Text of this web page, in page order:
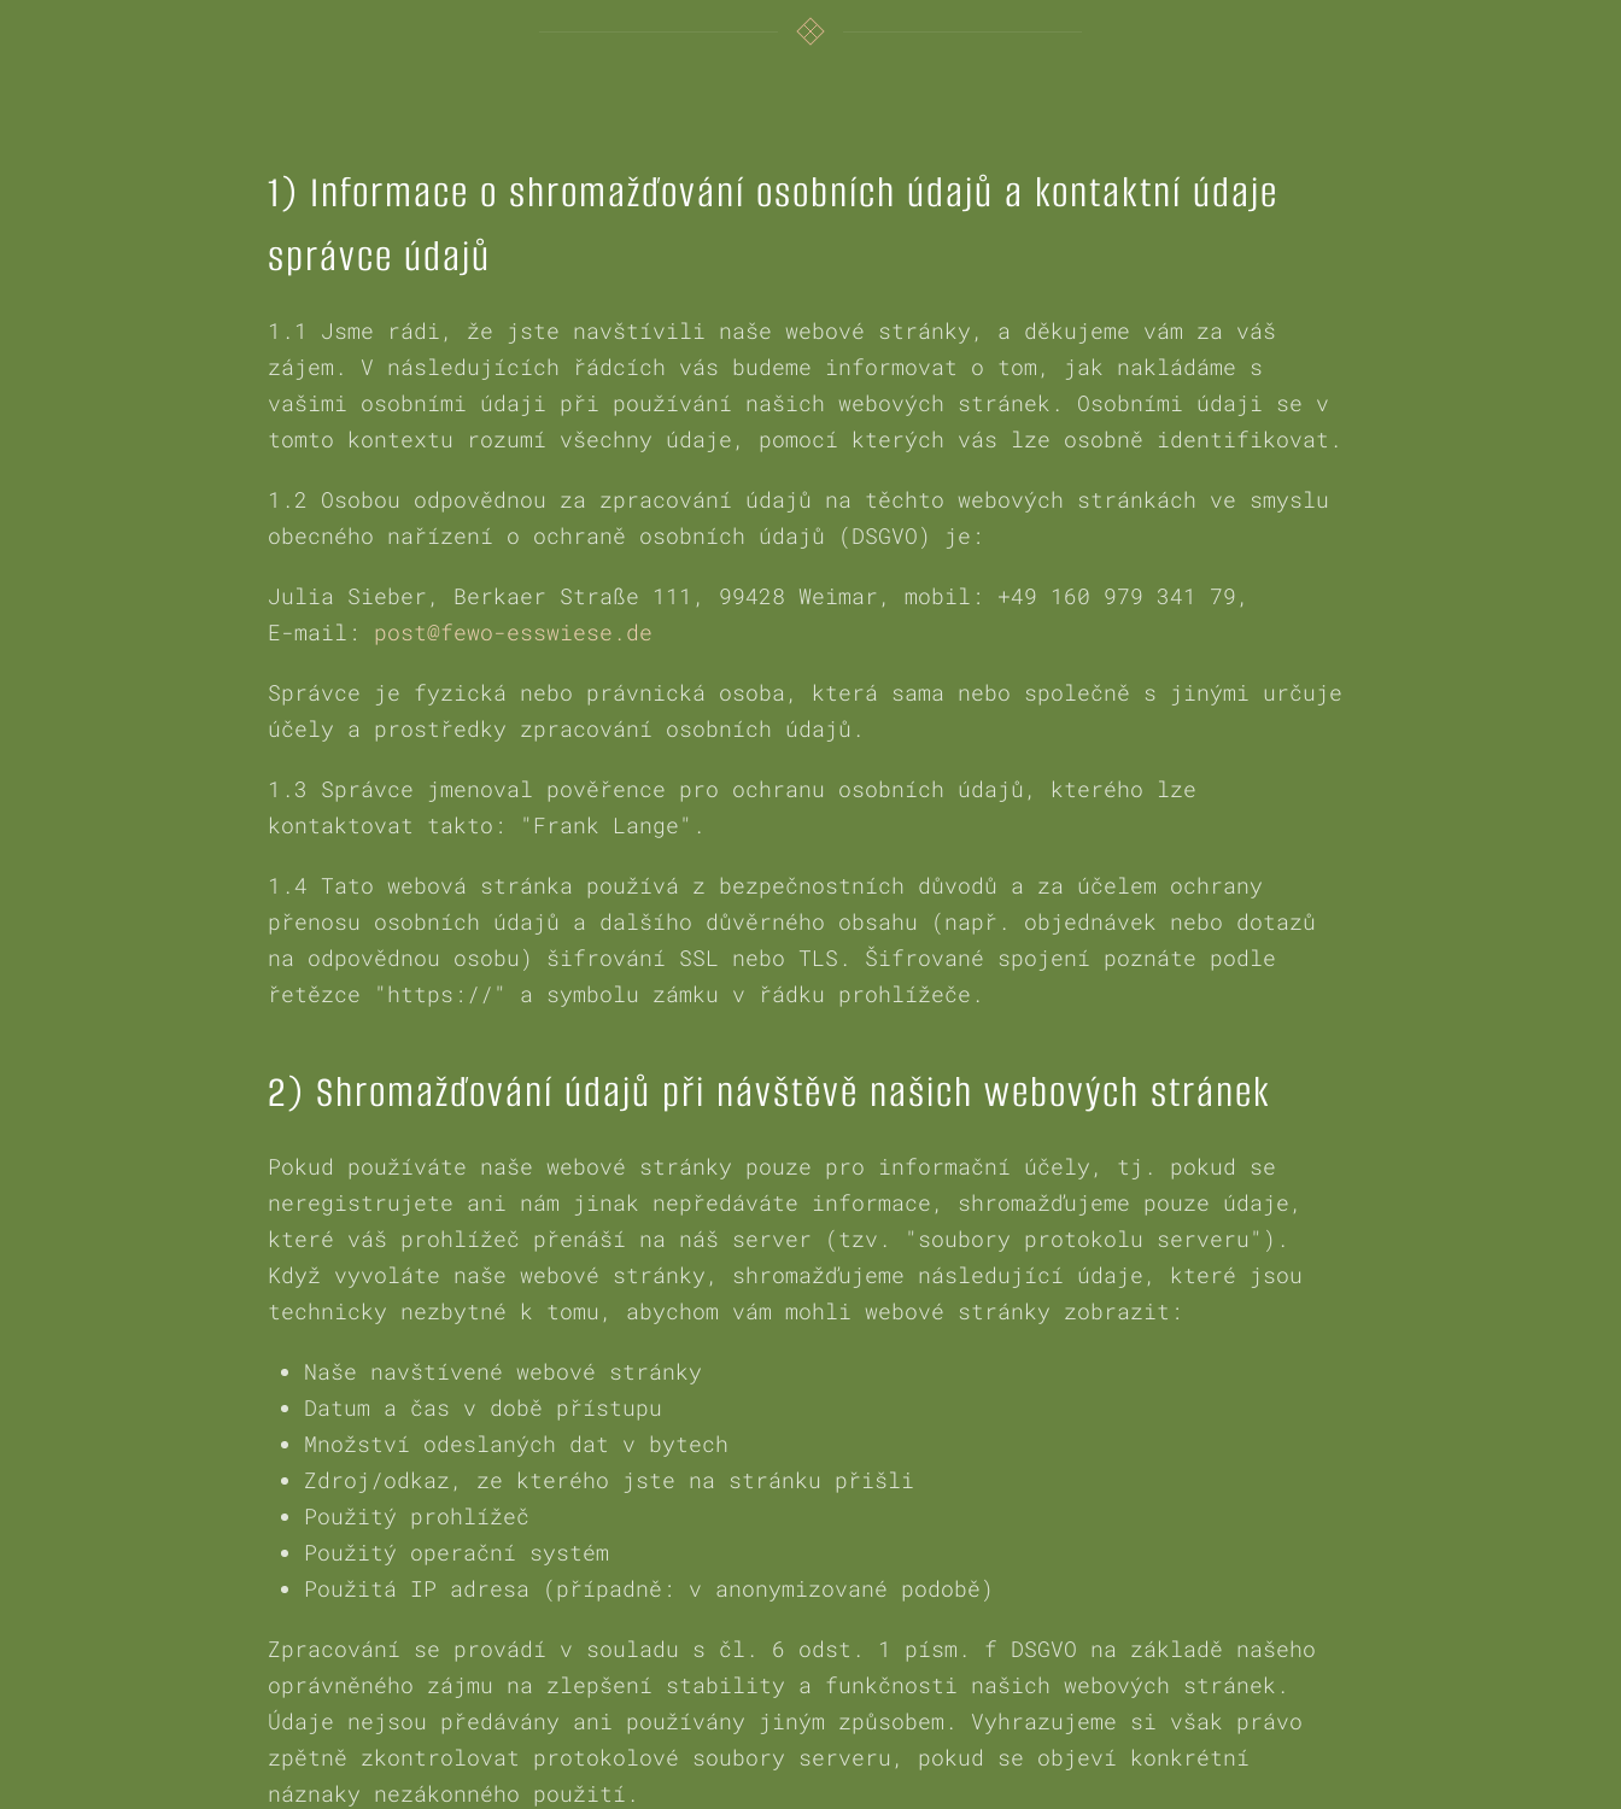
1) Informace o shromažďování osobních údajů a kontaktní údaje
správce údajů
1.1 Jsme rádi, že jste navštívili naše webové stránky, a děkujeme vám za váš
zájem. V následujících řádcích vás budeme informovat o tom, jak nakládáme s
vašimi osobními údaji při používání našich webových stránek. Osobními údaji se v
tomto kontextu rozumí všechny údaje, pomocí kterých vás lze osobně identifikovat.
1.2 Osobou odpovědnou za zpracování údajů na těchto webových stránkách ve smyslu
obecného nařízení o ochraně osobních údajů (DSGVO) je:
Julia Sieber, Berkaer Straße 111, 99428 Weimar, mobil: +49 160 979 341 79,
E-mail: post@fewo-esswiese.de
Správce je fyzická nebo právnická osoba, která sama nebo společně s jinými určuje
účely a prostředky zpracování osobních údajů.
1.3 Správce jmenoval pověřence pro ochranu osobních údajů, kterého lze
kontaktovat takto: "Frank Lange".
1.4 Tato webová stránka používá z bezpečnostních důvodů a za účelem ochrany
přenosu osobních údajů a dalšího důvěrného obsahu (např. objednávek nebo dotazů
na odpovědnou osobu) šifrování SSL nebo TLS. Šifrované spojení poznáte podle
řetězce "https://" a symbolu zámku v řádku prohlížeče.
2) Shromažďování údajů při návštěvě našich webových stránek
Pokud používáte naše webové stránky pouze pro informační účely, tj. pokud se
neregistrujete ani nám jinak nepředáváte informace, shromažďujeme pouze údaje,
které váš prohlížeč přenáší na náš server (tzv. "soubory protokolu serveru").
Když vyvoláte naše webové stránky, shromažďujeme následující údaje, které jsou
technicky nezbytné k tomu, abychom vám mohli webové stránky zobrazit:
Naše navštívené webové stránky
Datum a čas v době přístupu
Množství odeslaných dat v bytech
Zdroj/odkaz, ze kterého jste na stránku přišli
Použitý prohlížeč
Použitý operační systém
Použitá IP adresa (případně: v anonymizované podobě)
Zpracování se provádí v souladu s čl. 6 odst. 1 písm. f DSGVO na základě našeho
oprávněného zájmu na zlepšení stability a funkčnosti našich webových stránek.
Údaje nejsou předávány ani používány jiným způsobem. Vyhrazujeme si však právo
zpětně zkontrolovat protokolové soubory serveru, pokud se objeví konkrétní
náznaky nezákonného použití.